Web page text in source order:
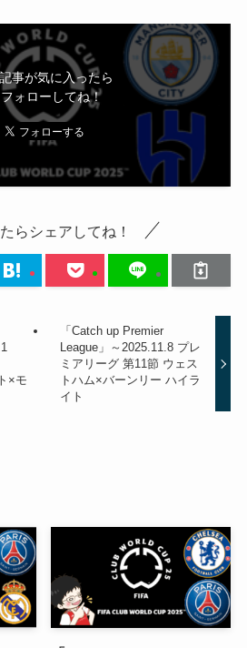
事が気に入ったら
フォローしてね！
らシェアしてね！
×モ
「Catch up Premier
League」～2025.11.8 プレ
ミアリーグ 第11節 ウェス
トハム×バーンリー ハイラ
イト